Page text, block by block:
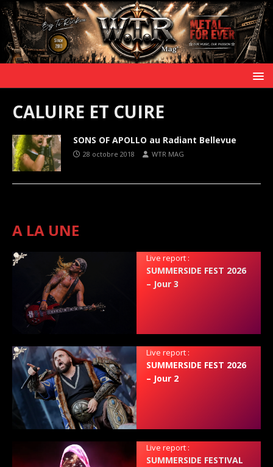
CALUIRE ET CUIRE
SONS OF APOLLO au Radiant Bellevue
28 octobre 2018 WTR MAG
A LA UNE
Live report :
SUMMERSIDE FEST 2026
– Jour 3
Live report :
SUMMERSIDE FEST 2026
– Jour 2
Live report :
SUMMERSIDE FESTIVAL